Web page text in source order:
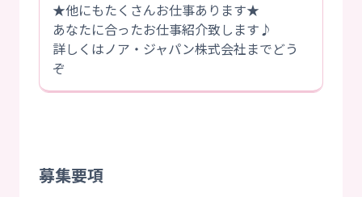
★他にもたくさんお仕事あります★
あなたに合ったお仕事紹介致します♪
詳しくはノア・ジャパン株式会社までどう
ぞ
募集要項